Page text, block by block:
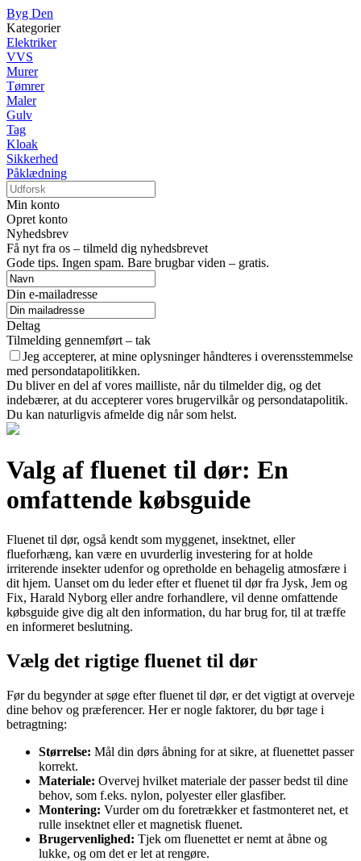
Byg Den
Kategorier
Elektriker
VVS
Murer
Tømrer
Maler
Gulv
Tag
Kloak
Sikkerhed
Påklædning
Min konto
Opret konto
Nyhedsbrev
Få nyt fra os – tilmeld dig nyhedsbrevet
Gode tips. Ingen spam. Bare brugbar viden – gratis.
Din e-mailadresse
Deltag
Tilmelding gennemført – tak
Jeg accepterer, at mine oplysninger håndteres i overensstemmelse
med persondatapolitikken.
Du bliver en del af vores mailliste, når du tilmelder dig, og det
indebærer, at du accepterer vores brugervilkår og persondatapolitik.
Du kan naturligvis afmelde dig når som helst.
Valg af fluenet til dør: En
omfattende købsguide
Fluenet til dør, også kendt som myggenet, insektnet, eller
flueforhæng, kan være en uvurderlig investering for at holde
irriterende insekter udenfor og opretholde en behagelig atmosfære i
dit hjem. Uanset om du leder efter et fluenet til dør fra Jysk, Jem og
Fix, Harald Nyborg eller andre forhandlere, vil denne omfattende
købsguide give dig alt den information, du har brug for, til at træffe
en informeret beslutning.
Vælg det rigtige fluenet til dør
Før du begynder at søge efter fluenet til dør, er det vigtigt at overveje
dine behov og præferencer. Her er nogle faktorer, du bør tage i
betragtning:
Størrelse: Mål din dørs åbning for at sikre, at fluenettet passer
korrekt.
Materiale: Overvej hvilket materiale der passer bedst til dine
behov, som f.eks. nylon, polyester eller glasfiber.
Montering: Vurder om du foretrækker et fastmonteret net, et
rulle insektnet eller et magnetisk fluenet.
Brugervenlighed: Tjek om fluenettet er nemt at åbne og
lukke, og om det er let at rengøre.